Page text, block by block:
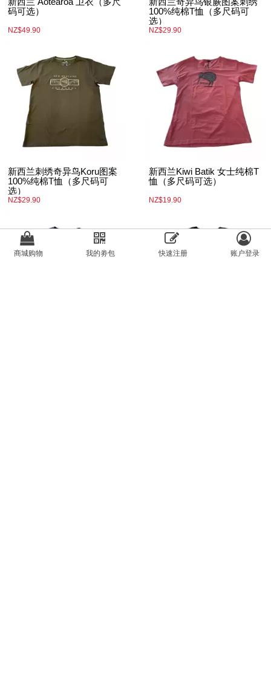
商城购物 我的劵包 快速注册 账户登录
码可选）
NZ$49.90
100%纯棉T恤（多尺码可
选）
NZ$29.90
新西兰刺绣奇异鸟Koru图案
100%纯棉T恤（多尺码可
选）
NZ$29.90
新西兰Kiwi Batik 女士纯棉T
恤（多尺码可选）
NZ$19.90